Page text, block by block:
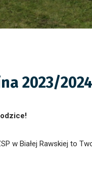
2023/2024
w Białej Rawskiej to